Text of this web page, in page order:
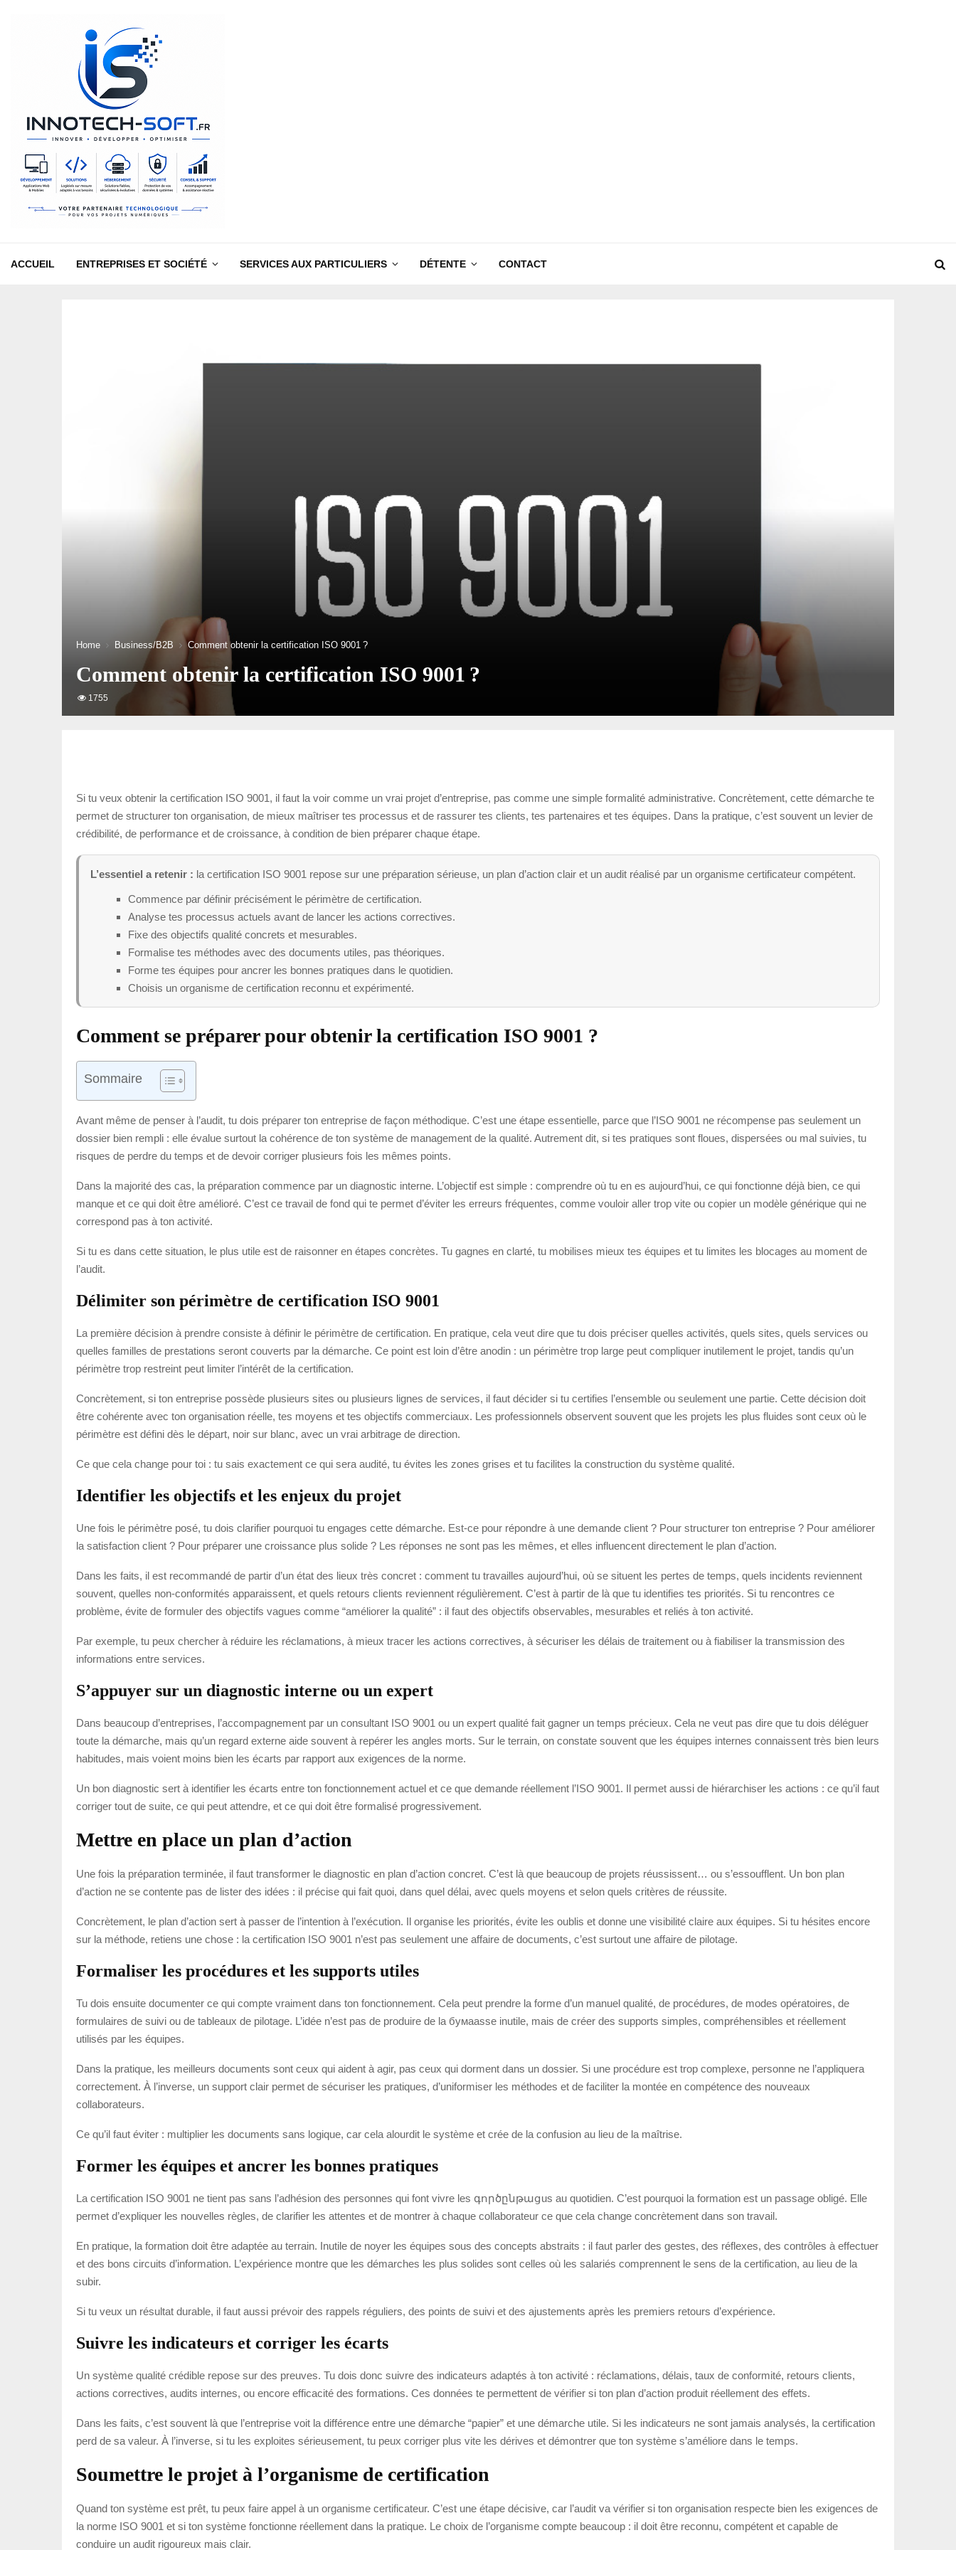
ACCUEIL ENTREPRISES ET SOCIÉTÉ SERVICES AUX PARTICULIERS DÉTENTE CONTACT
Home Business/B2B Comment obtenir la certification ISO 9001 ?
Comment obtenir la certification ISO 9001 ?
1755
Si tu veux obtenir la certification ISO 9001, il faut la voir comme un vrai projet d’entreprise, pas comme une simple formalité administrative. Concrètement, cette démarche te
permet de structurer ton organisation, de mieux maîtriser tes processus et de rassurer tes clients, tes partenaires et tes équipes. Dans la pratique, c’est souvent un levier de
crédibilité, de performance et de croissance, à condition de bien préparer chaque étape.
L’essentiel a retenir : la certification ISO 9001 repose sur une préparation sérieuse, un plan d’action clair et un audit réalisé par un organisme certificateur compétent.
Commence par définir précisément le périmètre de certification.
Analyse tes processus actuels avant de lancer les actions correctives.
Fixe des objectifs qualité concrets et mesurables.
Formalise tes méthodes avec des documents utiles, pas théoriques.
Forme tes équipes pour ancrer les bonnes pratiques dans le quotidien.
Choisis un organisme de certification reconnu et expérimenté.
Comment se préparer pour obtenir la certification ISO 9001 ?
Sommaire
Avant même de penser à l’audit, tu dois préparer ton entreprise de façon méthodique. C’est une étape essentielle, parce que l’ISO 9001 ne récompense pas seulement un
dossier bien rempli : elle évalue surtout la cohérence de ton système de management de la qualité. Autrement dit, si tes pratiques sont floues, dispersées ou mal suivies, tu
risques de perdre du temps et de devoir corriger plusieurs fois les mêmes points.
Dans la majorité des cas, la préparation commence par un diagnostic interne. L’objectif est simple : comprendre où tu en es aujourd’hui, ce qui fonctionne déjà bien, ce qui
manque et ce qui doit être amélioré. C’est ce travail de fond qui te permet d’éviter les erreurs fréquentes, comme vouloir aller trop vite ou copier un modèle générique qui ne
correspond pas à ton activité.
Si tu es dans cette situation, le plus utile est de raisonner en étapes concrètes. Tu gagnes en clarté, tu mobilises mieux tes équipes et tu limites les blocages au moment de
l’audit.
Délimiter son périmètre de certification ISO 9001
La première décision à prendre consiste à définir le périmètre de certification. En pratique, cela veut dire que tu dois préciser quelles activités, quels sites, quels services ou
quelles familles de prestations seront couverts par la démarche. Ce point est loin d’être anodin : un périmètre trop large peut compliquer inutilement le projet, tandis qu’un
périmètre trop restreint peut limiter l’intérêt de la certification.
Concrètement, si ton entreprise possède plusieurs sites ou plusieurs lignes de services, il faut décider si tu certifies l’ensemble ou seulement une partie. Cette décision doit
être cohérente avec ton organisation réelle, tes moyens et tes objectifs commerciaux. Les professionnels observent souvent que les projets les plus fluides sont ceux où le
périmètre est défini dès le départ, noir sur blanc, avec un vrai arbitrage de direction.
Ce que cela change pour toi : tu sais exactement ce qui sera audité, tu évites les zones grises et tu facilites la construction du système qualité.
Identifier les objectifs et les enjeux du projet
Une fois le périmètre posé, tu dois clarifier pourquoi tu engages cette démarche. Est-ce pour répondre à une demande client ? Pour structurer ton entreprise ? Pour améliorer
la satisfaction client ? Pour préparer une croissance plus solide ? Les réponses ne sont pas les mêmes, et elles influencent directement le plan d’action.
Dans les faits, il est recommandé de partir d’un état des lieux très concret : comment tu travailles aujourd’hui, où se situent les pertes de temps, quels incidents reviennent
souvent, quelles non-conformités apparaissent, et quels retours clients reviennent régulièrement. C’est à partir de là que tu identifies tes priorités. Si tu rencontres ce
problème, évite de formuler des objectifs vagues comme “améliorer la qualité” : il faut des objectifs observables, mesurables et reliés à ton activité.
Par exemple, tu peux chercher à réduire les réclamations, à mieux tracer les actions correctives, à sécuriser les délais de traitement ou à fiabiliser la transmission des
informations entre services.
S’appuyer sur un diagnostic interne ou un expert
Dans beaucoup d’entreprises, l’accompagnement par un consultant ISO 9001 ou un expert qualité fait gagner un temps précieux. Cela ne veut pas dire que tu dois déléguer
toute la démarche, mais qu’un regard externe aide souvent à repérer les angles morts. Sur le terrain, on constate souvent que les équipes internes connaissent très bien leurs
habitudes, mais voient moins bien les écarts par rapport aux exigences de la norme.
Un bon diagnostic sert à identifier les écarts entre ton fonctionnement actuel et ce que demande réellement l’ISO 9001. Il permet aussi de hiérarchiser les actions : ce qu’il faut
corriger tout de suite, ce qui peut attendre, et ce qui doit être formalisé progressivement.
Mettre en place un plan d’action
Une fois la préparation terminée, il faut transformer le diagnostic en plan d’action concret. C’est là que beaucoup de projets réussissent… ou s’essoufflent. Un bon plan
d’action ne se contente pas de lister des idées : il précise qui fait quoi, dans quel délai, avec quels moyens et selon quels critères de réussite.
Concrètement, le plan d’action sert à passer de l’intention à l’exécution. Il organise les priorités, évite les oublis et donne une visibilité claire aux équipes. Si tu hésites encore
sur la méthode, retiens une chose : la certification ISO 9001 n’est pas seulement une affaire de documents, c’est surtout une affaire de pilotage.
Formaliser les procédures et les supports utiles
Tu dois ensuite documenter ce qui compte vraiment dans ton fonctionnement. Cela peut prendre la forme d’un manuel qualité, de procédures, de modes opératoires, de
formulaires de suivi ou de tableaux de pilotage. L’idée n’est pas de produire de la бумаasse inutile, mais de créer des supports simples, compréhensibles et réellement
utilisés par les équipes.
Dans la pratique, les meilleurs documents sont ceux qui aident à agir, pas ceux qui dorment dans un dossier. Si une procédure est trop complexe, personne ne l’appliquera
correctement. À l’inverse, un support clair permet de sécuriser les pratiques, d’uniformiser les méthodes et de faciliter la montée en compétence des nouveaux
collaborateurs.
Ce qu’il faut éviter : multiplier les documents sans logique, car cela alourdit le système et crée de la confusion au lieu de la maîtrise.
Former les équipes et ancrer les bonnes pratiques
La certification ISO 9001 ne tient pas sans l’adhésion des personnes qui font vivre les գործընթացus au quotidien. C’est pourquoi la formation est un passage obligé. Elle
permet d’expliquer les nouvelles règles, de clarifier les attentes et de montrer à chaque collaborateur ce que cela change concrètement dans son travail.
En pratique, la formation doit être adaptée au terrain. Inutile de noyer les équipes sous des concepts abstraits : il faut parler des gestes, des réflexes, des contrôles à effectuer
et des bons circuits d’information. L’expérience montre que les démarches les plus solides sont celles où les salariés comprennent le sens de la certification, au lieu de la
subir.
Si tu veux un résultat durable, il faut aussi prévoir des rappels réguliers, des points de suivi et des ajustements après les premiers retours d’expérience.
Suivre les indicateurs et corriger les écarts
Un système qualité crédible repose sur des preuves. Tu dois donc suivre des indicateurs adaptés à ton activité : réclamations, délais, taux de conformité, retours clients,
actions correctives, audits internes, ou encore efficacité des formations. Ces données te permettent de vérifier si ton plan d’action produit réellement des effets.
Dans les faits, c’est souvent là que l’entreprise voit la différence entre une démarche “papier” et une démarche utile. Si les indicateurs ne sont jamais analysés, la certification
perd de sa valeur. À l’inverse, si tu les exploites sérieusement, tu peux corriger plus vite les dérives et démontrer que ton système s’améliore dans le temps.
Soumettre le projet à l’organisme de certification
Quand ton système est prêt, tu peux faire appel à un organisme certificateur. C’est une étape décisive, car l’audit va vérifier si ton organisation respecte bien les exigences de
la norme ISO 9001 et si ton système fonctionne réellement dans la pratique. Le choix de l’organisme compte beaucoup : il doit être reconnu, compétent et capable de
conduire un audit rigoureux mais clair.